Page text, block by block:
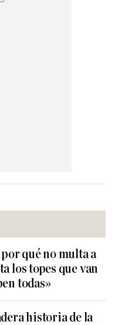
qué no multa a
los topes que van
todas»
historia de la